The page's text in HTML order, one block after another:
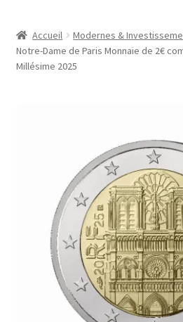
MONNAIES
SE CONNECTER
Accueil Modernes &
Notre-Dame de Paris Monnaie de 2€
Millésime 2025